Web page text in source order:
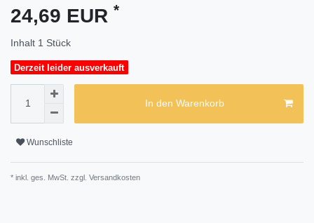
24,69 EUR *
Inhalt 1 Stück
Derzeit leider ausverkauft
In den Warenkorb
Wunschliste
* inkl. ges. MwSt. zzgl. Versandkosten